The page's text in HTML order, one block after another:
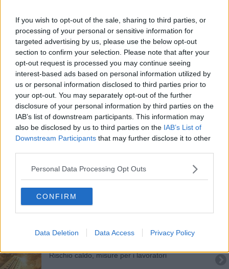
If you wish to opt-out of the sale, sharing to third parties, or
processing of your personal or sensitive information for
targeted advertising by us, please use the below opt-out
section to confirm your selection. Please note that after your
opt-out request is processed you may continue seeing
interest-based ads based on personal information utilized by
us or personal information disclosed to third parties prior to
your opt-out. You may separately opt-out of the further
disclosure of your personal information by third parties on the
IAB’s list of downstream participants. This information may
also be disclosed by us to third parties on the IAB’s List of
Downstream Participants that may further disclose it to other
Personal Data Processing Opt Outs
CONFIRM
Data Deletion Data Access Privacy Policy
Igor Protti, lutto cittadino e saluto dallo stadio
Appartamenti per l'autonomia di 24 persone
"Rivogliamo il medico di emergenza sul territorio"
Allarme grano, Cia si mobilita per tutela settore
Cecina Cuore Scuole, consegnati 436 attestati
Blsd
Donati 4 televisori al reparto di Cardiologia
Nuovo Innovalab con i ragazzi protagonisti
Morto sul lavoro, cordoglio e rabbia
Botteghe della salute, più servizi di prossimità
Rischio caldo, misure per i lavoratori